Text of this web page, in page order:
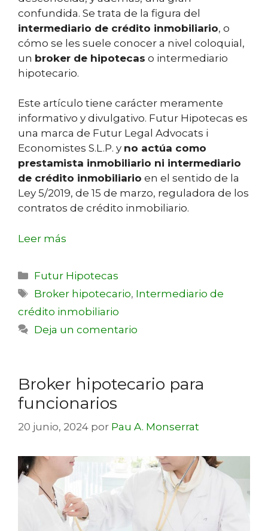
confundida. Se trata de la figura del
intermediario de crédito inmobiliario, o
cómo se les suele conocer a nivel coloquial,
un broker de hipotecas o intermediario
hipotecario.
Este artículo tiene carácter meramente
informativo y divulgativo. Futur Hipotecas es
una marca de Futur Legal Advocats i
Economistes S.L.P. y no actúa como
prestamista inmobiliario ni intermediario
de crédito inmobiliario en el sentido de la
Ley 5/2019, de 15 de marzo, reguladora de los
contratos de crédito inmobiliario.
Leer más
Futur Hipotecas
Broker hipotecario, Intermediario de
crédito inmobiliario
Deja un comentario
Broker hipotecario para
funcionarios
20 junio, 2024 por Pau A. Monserrat